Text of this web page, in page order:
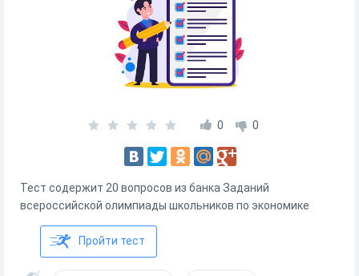
0 0
Тест содержит 20 вопросов из банка Заданий
всероссийской олимпиады школьников по экономике
Пройти тест